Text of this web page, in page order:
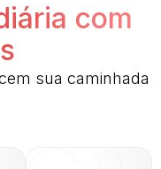
com
sua caminhada